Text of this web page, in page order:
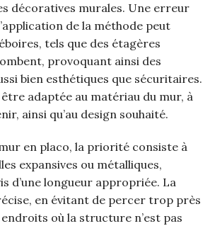
décoratives murales. Une erreur
de la méthode peut
tels que des étagères
provoquant ainsi des
bien esthétiques que sécuritaires.
adaptée au matériau du mur, à
ainsi qu’au design souhaité.
mur en placo, la priorité consiste à
expansives ou métalliques,
d’une longueur appropriée. La
en évitant de percer trop près
où la structure n’est pas